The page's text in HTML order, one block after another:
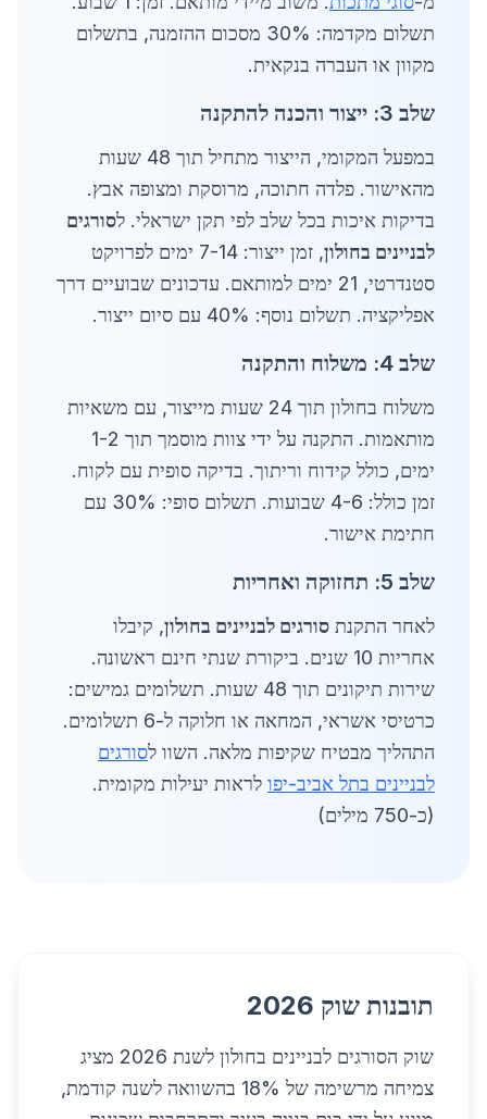
תשלום מקדמה: 30% מסכום ההזמנה, בתשלום
מקוון או העברה בנקאית.
שלב 3: ייצור והכנה להתקנה
במפעל המקומי, הייצור מתחיל תוך 48 שעות
מהאישור. פלדה חתוכה, מרוסקת ומצופה אבץ.
בדיקות איכות בכל שלב לפי תקן ישראלי. לסורגים
לבניינים בחולון
, זמן ייצור: 7-14 ימים לפרויקט
סטנדרטי, 21 ימים למותאם. עדכונים שבועיים דרך
אפליקציה. תשלום נוסף: 40% עם סיום ייצור.
שלב 4: משלוח והתקנה
משלוח בחולון תוך 24 שעות מייצור, עם משאיות
מותאמות. התקנה על ידי צוות מוסמך תוך 1-2
ימים, כולל קידוח וריתוך. בדיקה סופית עם לקוח.
זמן כולל: 4-6 שבועות. תשלום סופי: 30% עם
חתימת אישור.
שלב 5: תחזוקה ואחריות
לאחר התקנת סורגים לבניינים בחולון, קיבלו
אחריות 10 שנים. ביקורת שנתי חינם ראשונה.
שירות תיקונים תוך 48 שעות. תשלומים גמישים:
כרטיסי אשראי, המחאה או חלוקה ל-6 תשלומים.
התהליך מבטיח שקיפות מלאה. השוו לסורגים
לבניינים בתל אביב-יפו לראות יעילות מקומית.
(כ-750 מילים)
תובנות שוק 2026
שוק הסורגים לבניינים בחולון לשנת 2026 מציג
צמיחה מרשימה של 18% בהשוואה לשנה קודמת,